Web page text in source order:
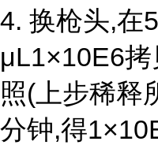
4. 换枪头,在
μL1×10E6
照(上步稀释
分钟,得